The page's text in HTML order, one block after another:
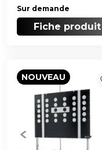
Sur demande
Fiche produit
NOUVEAU